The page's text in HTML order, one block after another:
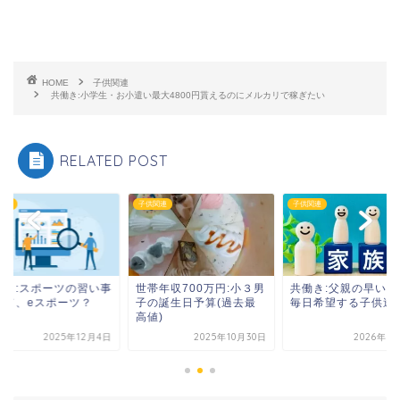
HOME
子供関連
共働き:小学生・お小遣い最大4800円貰えるのにメルカリで稼ぎたい
RELATED POST
き:スポーツの習い事
て、eスポーツ？
2025年12月4日
子供関連
世帯年収700万円:小３男
子の誕生日予算(過去最
高値)
2025年10月30日
子供関連
共働き:父親の早い帰
毎日希望する子供達
2026年1